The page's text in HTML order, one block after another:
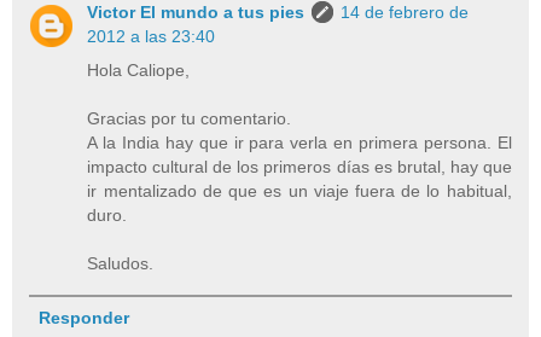
Victor El mundo a tus pies
14 de febrero de
2012 a las 23:40
Hola Caliope,
Gracias por tu comentario.
A la India hay que ir para verla en primera persona. El
impacto cultural de los primeros días es brutal, hay que
ir mentalizado de que es un viaje fuera de lo habitual,
duro.
Saludos.
Responder